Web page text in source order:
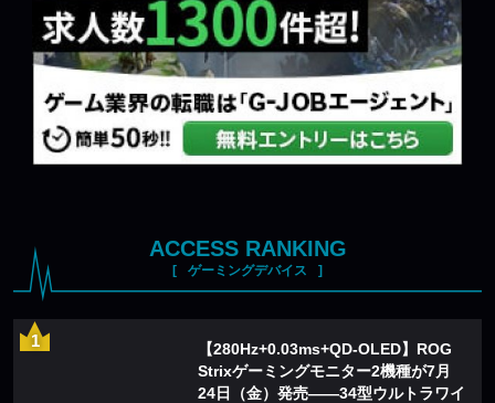
ACCESS RANKING
ゲーミングデバイス
【280Hz+0.03ms+QD-OLED】ROG
Strixゲーミングモニター2機種が7月
24日（金）発売——34型ウルトラワイ